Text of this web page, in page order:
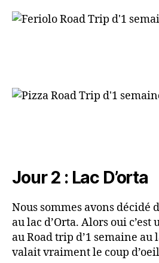
Jour 2 : Lac D’orta
Nous sommes avons décidé
au lac d’Orta. Alors oui
au Road trip d’1 semaine au
valait vraiment le coup